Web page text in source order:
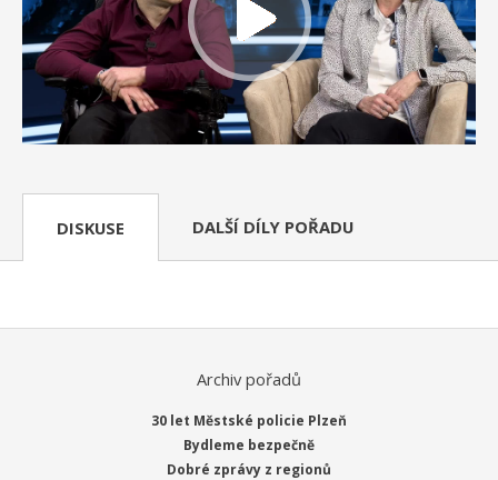
DISKUSE DALŠÍ DÍLY POŘADU
Archiv pořadů
30 let Městské policie Plzeň
Bydleme bezpečně
Dobré zprávy z regionů